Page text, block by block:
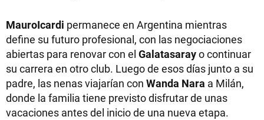
MauroIcardi permanece en Argentina mientras
define su futuro profesional, con las negociaciones
abiertas para renovar con el Galatasarayo continuar
su carrera en otro club. Luego de esos días junto a su
padre, las nenas viajarían con Wanda Nara a Milán,
donde la familia tiene previsto disfrutar de unas
vacaciones antes del inicio de una nueva etapa.